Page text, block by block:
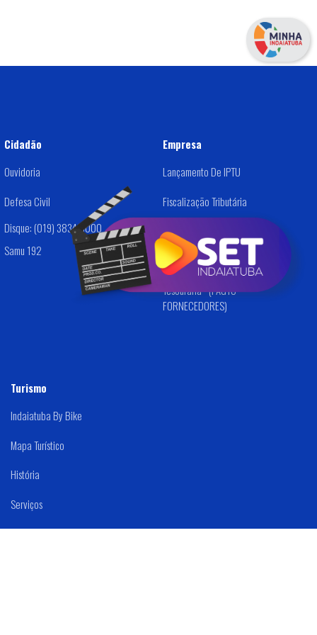
Cidadão
Ouvidoria
Defesa Civil
Disque: (019) 3834-9000
Samu 192
Empresa
Lançamento De IPTU
Fiscalização Tributária
Dívida Ativa
Alvará /Cadastro De Empresas
Tesouraria - (PAGTO
FORNECEDORES)
Turismo
Indaiatuba By Bike
Mapa Turístico
História
Serviços